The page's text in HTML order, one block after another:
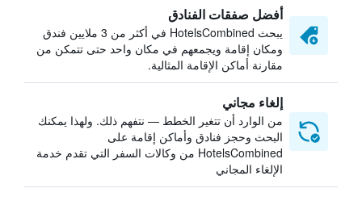
أفضل صفقات الفنادق
يبحث HotelsCombined في أكثر من 3 ملايين فندق
ومكان إقامة ويجمعهم في مكان واحد حتى تتمكن من
مقارنة أماكن الإقامة المثالية.
إلغاء مجاني
من الوارد أن تتغير الخطط — نتفهم ذلك. ولهذا يمكنك
البحث وحجز فنادق وأماكن إقامة على
HotelsCombined من وكالات السفر التي تقدم خدمة
الإلغاء المجاني